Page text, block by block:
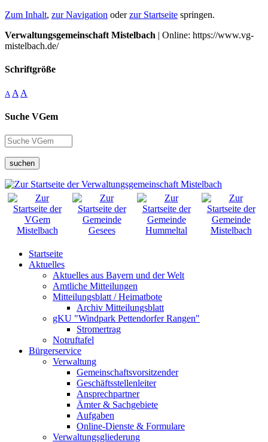
Zum Inhalt, zur Navigation oderzur Startseite springen.
Verwaltungsgemeinschaft Mistelbach | Online: https://www.vg-
mistelbach.de/
Schriftgröße
A A A
Suche VGem
suchen
Startseite
Aktuelles
Aktuelles aus Bayern und der Welt
Amtliche Mitteilungen
Mitteilungsblatt / Heimatbote
Archiv Mitteilungsblatt
gKU "Windpark Pettendorfer Rangen"
Stromertrag
Notruftafel
Bürgerservice
Verwaltung
Gemeinschaftsvorsitzender
Geschäftsstellenleiter
Ansprechpartner
Ämter & Sachgebiete
Aufgaben
Online-Dienste & Formulare
Verwaltungsgliederung